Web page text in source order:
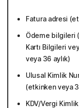
Fatura adresi
Ödeme bilgileri
Kartı Bilgileri
veya 36 aylık)
Ulusal Kimlik
(etkinken veya
KDV/Vergi